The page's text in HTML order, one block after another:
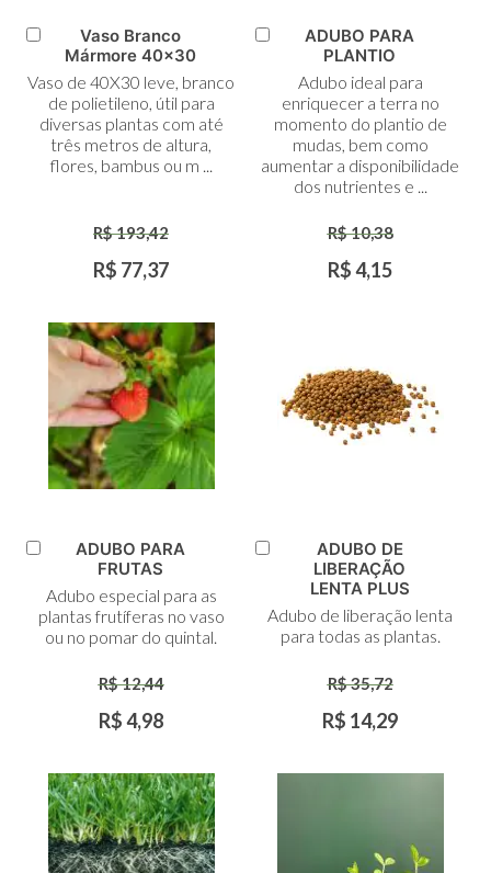
Adicionar
Carrinho
Vaso Branco
Mármore 40x30
Vaso de 40X30 leve, branco
de polietileno, útil para
diversas plantas com até
três metros de altura,
flores, bambus ou m ...
R$ 193,42
R$ 77,37
Adicionar
Carrinho
ADUBO PARA
PLANTIO
Adubo ideal para
enriquecer a terra no
momento do plantio de
mudas, bem como
aumentar a disponibilidade
dos nutrientes e ...
R$ 10,38
R$ 4,15
Adicionar
Carrinho
ADUBO PARA
FRUTAS
Adubo especial para as
plantas frutíferas no vaso
ou no pomar do quintal.
R$ 12,44
R$ 4,98
Adicionar
ADUBO DE
LIBERAÇÃO
LENTA PLUS
Adubo de liberação lenta
para todas as plantas.
R$ 35,72
R$ 14,29